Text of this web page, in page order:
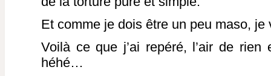
Et comme je dois être un peu maso,
Voilà ce que j’ai repéré, l’air de
héhé…